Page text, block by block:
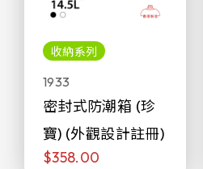
收納系列
1933
密封式防潮箱 (珍
寶) (外觀設計註冊)
$358.00